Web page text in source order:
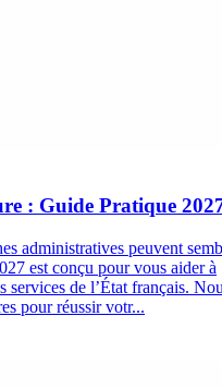
: Guide Pratique
administratives peuvent
est conçu pour vous aider à
services de l’État français.
pour réussir votr...